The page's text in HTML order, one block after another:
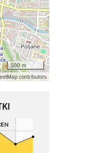
500 m
contributors